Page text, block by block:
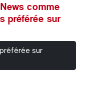
comme
préférée sur
sur